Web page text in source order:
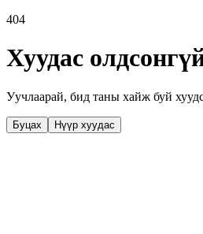
404
Хуудас
Уучлаарай, бид таны хайж буй
Буцах Нүүр хуудас